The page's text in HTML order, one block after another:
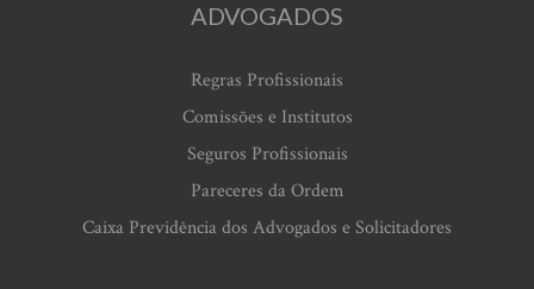
ADVOGADOS
Regras Profissionais
Comissões e Institutos
Seguros Profissionais
Pareceres da Ordem
Caixa Previdência dos Advogados e Solicitadores